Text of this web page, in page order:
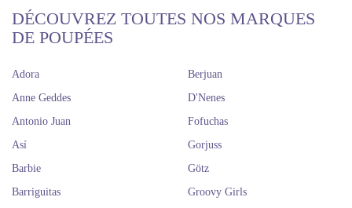
tendance, choix de matériaux respectueux de l'environnement, durabilité
? Avec cette "mentalité", Label-Label renaît fin 2019 et apporte une
collection durable de jouets en bois. Ils continuent à travailler chaque
DÉCOUVREZ TOUTES NOS MARQUES
DE POUPÉES
Adora
Anne Geddes
Antonio Juan
Así
Barbie
Barriguitas
Berjuan
D'Nenes
Fofuchas
Gorjuss
Götz
Groovy Girls